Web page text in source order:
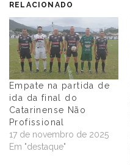
RELACIONADO
Empate na partida de
ida da final do
Catarinense Não
Profissional
17 de novembro de 2025
Em "destaque"